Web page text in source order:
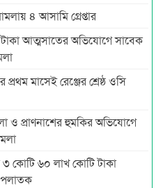
৪ আসামি গ্রেপ্তার
আত্মসাতের অভিযোগে সাবেক
মাসেই রেঞ্জের শ্রেষ্ঠ ওসি
ও প্রাণনাশের হুমকির অভিযোগে
৩ কোটি ৬০ লাখ কোটি টাকা
পলাতক